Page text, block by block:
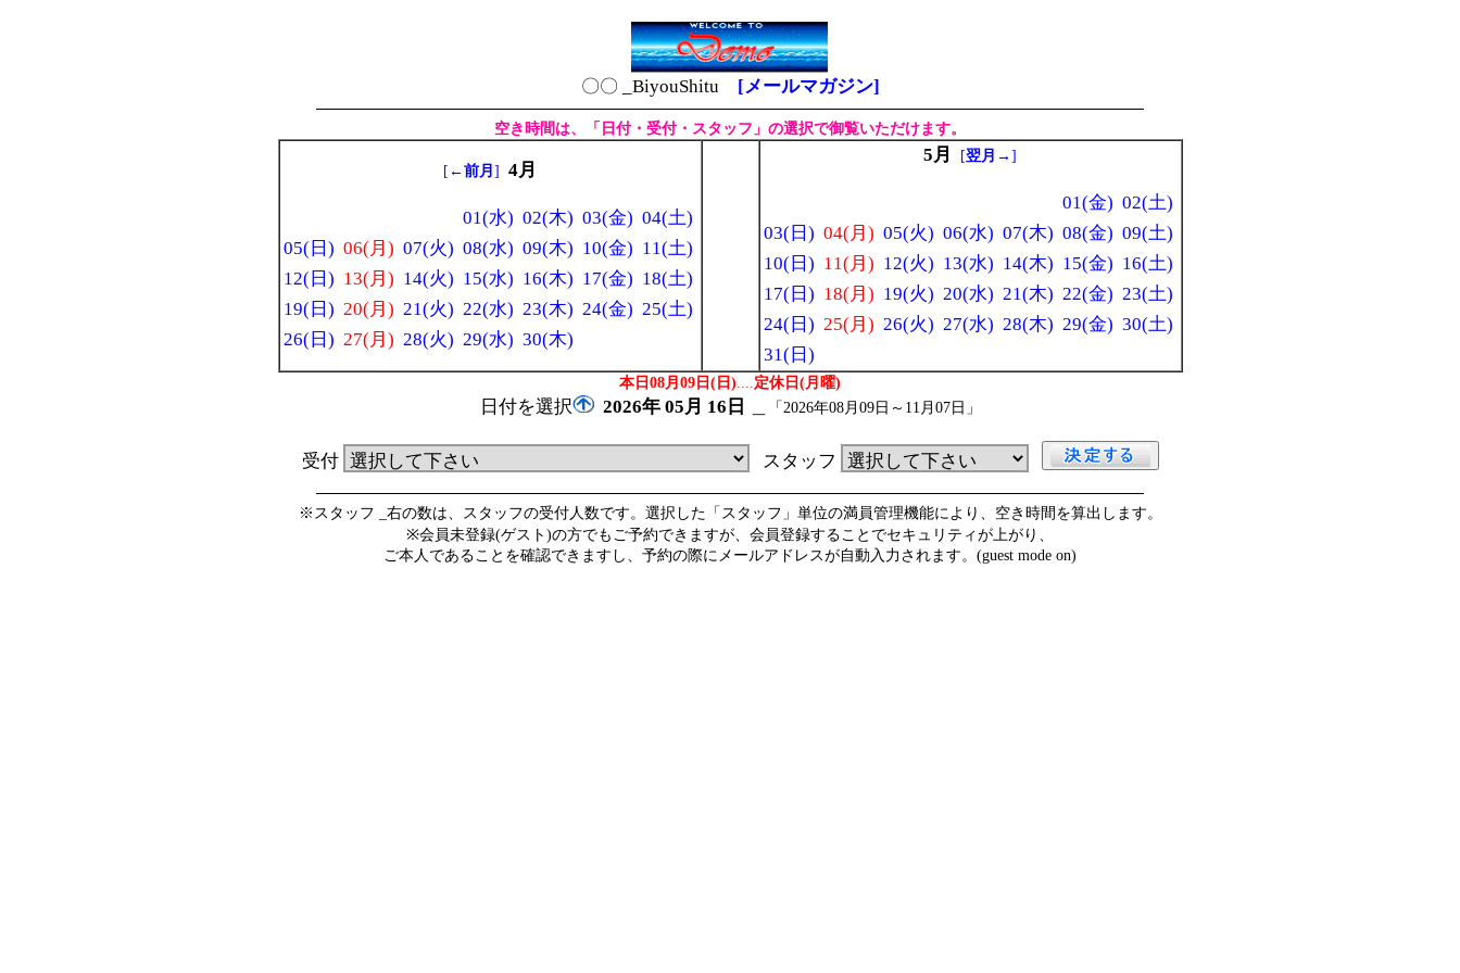
〇〇 _BiyouShitu [メールマガジン]
空き時間は、「日付・受付・スタッフ」の選択で御覧いただけます。
[ ←前月 ] 4月
01(水) 02(木) 03(金) 04(土)
05(日) 06(月) 07(火) 08(水) 09(木) 10(金) 11(土)
12(日) 13(月) 14(火) 15(水) 16(木) 17(金) 18(土)
19(日) 20(月) 21(火) 22(水) 23(木) 24(金) 25(土)
26(日) 27(月) 28(火) 29(水) 30(木)
5月 [翌月→]
01(金) 02(土)
03(日) 04(月) 05(火) 06(水) 07(木) 08(金) 09(土)
10(日) 11(月) 12(火) 13(水) 14(木) 15(金) 16(土)
17(日) 18(月) 19(火) 20(水) 21(木) 22(金) 23(土)
24(日) 25(月) 26(火) 27(水) 28(木) 29(金) 30(土)
31(日)
本日08月09日(日)....定休日(月曜)
日付を選択 2026年 05月 16日 「2026年08月09日～11月07日」
受付 スタッフ
※スタッフ _右の数は、スタッフの受付人数です。選択した「スタッフ」単位の満員管理機能により、空き時間を算出します。
※会員未登録(ゲスト)の方でもご予約できますが、会員登録することでセキュリティが上がり、
ご本人であることを確認できますし、予約の際にメールアドレスが自動入力されます。(guest mode on)